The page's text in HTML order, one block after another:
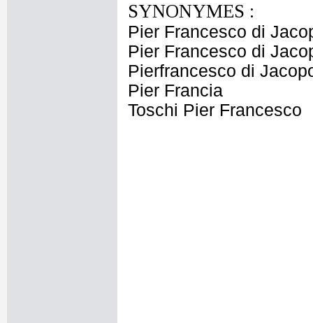
SYNONYMES :
Pier Francesco di
Pier Francesco di
Pierfrancesco di
Pier Francia
Toschi Pier Francesco